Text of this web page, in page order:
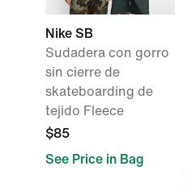
Nike SB
Sudadera con gorro
sin cierre de
skateboarding de
tejido Fleece
$85
See Price in Bag